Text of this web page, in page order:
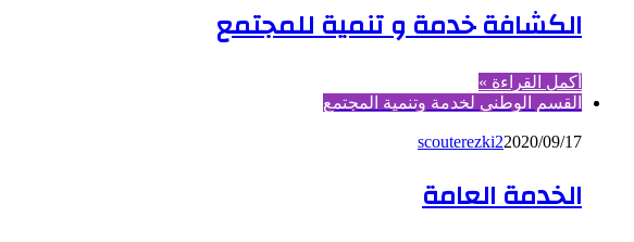
الكشافة خدمة و تنمية للمجتمع
أكمل القراءة »
القسم الوطني لخدمة وتنمية المجتمع
scouterezki22020/09/17
الخدمة العامة